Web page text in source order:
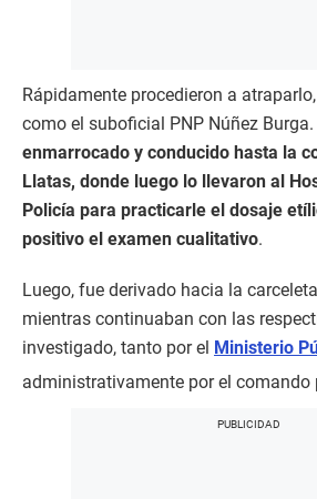
Rápidamente procedieron a
como el suboficial PNP Núñez Burga.
enmarrocado y conducido hasta la
Llatas, donde luego lo llevaron al
Policía para practicarle el dosaje
positivo el examen cualitativo.
Luego, fue derivado hacia la
mientras continuaban con las
investigado, tanto por el Ministerio
administrativamente por el comando